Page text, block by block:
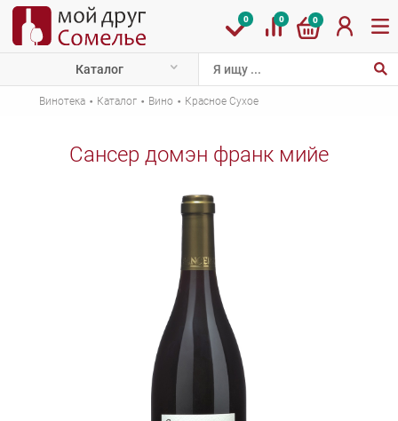
0 0 0
Каталог
Винотека · Каталог · Вино · Красное Сухое
Сансер домэн франк мийе